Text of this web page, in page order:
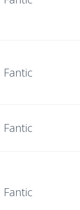
Fantic
Fantic
Fantic